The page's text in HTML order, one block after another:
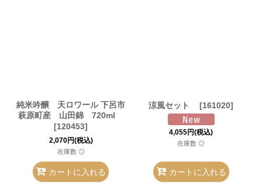
純米吟醸 天ロワール 下呂市
萩原町産 山田錦 720ml
[120453]
2,070円(税込)
在庫数 ◎
カートに入れる
涼風セット [161020]
4,055円(税込)
在庫数 ◎
カートに入れる